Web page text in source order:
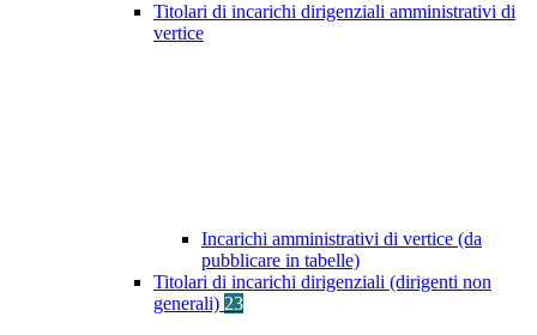
Titolari di incarichi dirigenziali amministrativi di
vertice
Incarichi amministrativi di vertice (da
pubblicare in tabelle)
Titolari di incarichi dirigenziali (dirigenti non
generali) 23